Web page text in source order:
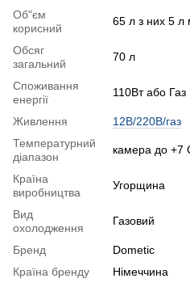
Об"єм
корисний
65 л з них 5 л
Обсяг
загальний
70 л
Споживання
енергії
110Вт або Газ
Живлення
12В/220В/газ
Температурний
діапазон
камера до +7
Країна
виробництва
Угорщина
Вид
охолодження
Газовий
Бренд
Dometic
Країна бренду
Німеччина